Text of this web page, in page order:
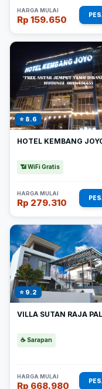
HARGA MULAI
Rp 159.650
⭐ 8.6
HOTEL KEMBANG
📶 WiFi Gratis
HARGA MULAI
Rp 279.310
⭐ 9.2
VILLA SUTAN RAJA
☕ Sarapan
HARGA MULAI
Rp 668.980